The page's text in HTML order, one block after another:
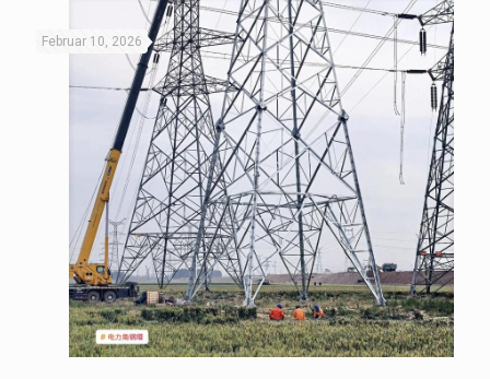
Februar 10, 2026